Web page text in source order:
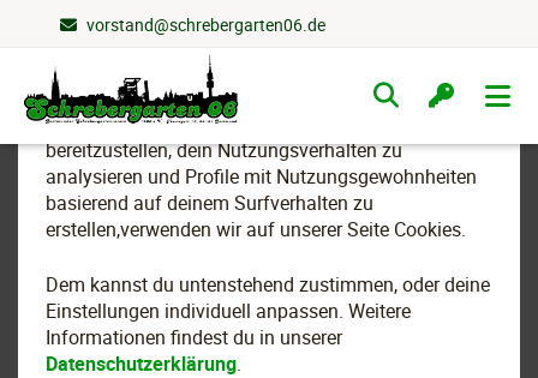
Wir nutzen Cookies
Um essenzielle Funktionen dieser Webseite
bereitzustellen, dein Nutzungsverhalten zu
analysieren und Profile mit Nutzungsgewohnheiten
basierend auf deinem Surfverhalten zu
erstellen,verwenden wir auf unserer Seite Cookies.
Dem kannst du untenstehend zustimmen, oder deine
Einstellungen individuell anpassen. Weitere
Informationen findest du in unserer
Datenschutzerklärung.
vorstand@schrebergarten06.de
Navigation
überspringen
Gut angelegtes Geld -
unsere Spielplätze werden
richtig gut genutzt!